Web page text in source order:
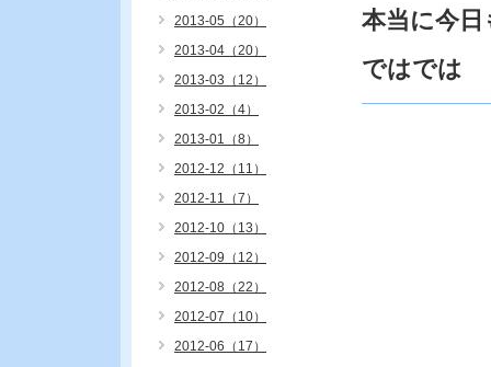
本当に今
ではでは
2013-05（20）
2013-04（20）
2013-03（12）
2013-02（4）
2013-01（8）
2012-12（11）
2012-11（7）
2012-10（13）
2012-09（12）
2012-08（22）
2012-07（10）
2012-06（17）